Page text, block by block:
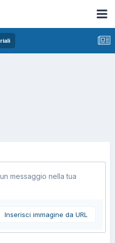
messaggio nella tua
Inserisci immagine da URL